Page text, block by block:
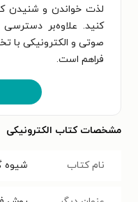
لذت خواندن و شنیدن
کنید. علاوه‌بر
صوتی و الکترونیکی با
فراهم است.
مشخصات کتاب الکترونیکی
نام کتاب شیوه